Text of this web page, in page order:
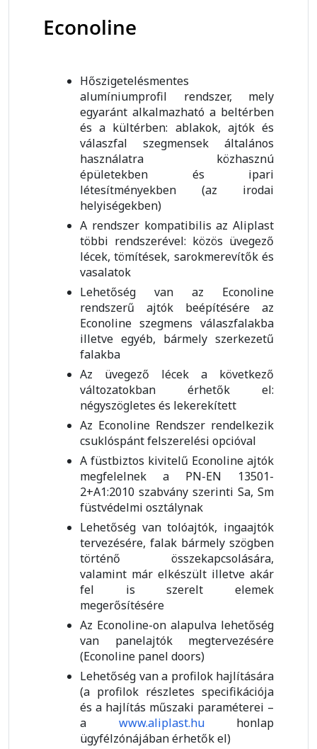
Econoline
Hőszigetelésmentes
alumíniumprofil rendszer, mely
egyaránt alkalmazható a beltérben
és a kültérben: ablakok, ajtók és
válaszfal szegmensek általános
használatra közhasznú
épületekben és ipari
létesítményekben (az irodai
helyiségekben)
A rendszer kompatibilis az Aliplast
többi rendszerével: közös üvegező
lécek, tömítések, sarokmerevítők és
vasalatok
Lehetőség van az Econoline
rendszerű ajtók beépítésére az
Econoline szegmens válaszfalakba
illetve egyéb, bármely szerkezetű
falakba
Az üvegező lécek a következő
változatokban érhetők el:
négyszögletes és lekerekített
Az Econoline Rendszer rendelkezik
csuklóspánt felszerelési opcióval
A füstbiztos kivitelű Econoline ajtók
megfelelnek a PN-EN 13501-
2+A1:2010 szabvány szerinti Sa, Sm
füstvédelmi osztálynak
Lehetőség van tolóajtók, ingaajtók
tervezésére, falak bármely szögben
történő összekapcsolására,
valamint már elkészült illetve akár
fel is szerelt elemek
megerősítésére
Az Econoline-on alapulva lehetőség
van panelajtók megtervezésére
(Econoline panel doors)
Lehetőség van a profilok hajlítására
(a profilok részletes specifikációja
és a hajlítás műszaki paraméterei –
a www.aliplast.huhonlap
ügyfélzónájában érhetők el)